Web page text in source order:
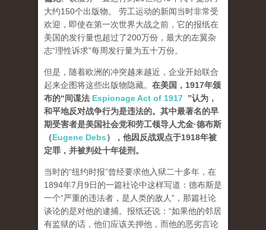
大约150个出版物。 劳工运动的新闻当时非常受
欢迎，即使在第一次世界大战之前，它的报纸在
美国的发行量也超过了200万份，最大的左翼杂
志“理性诉求”每周发行量为五十万份。
但是，随着欧洲的冲突越来越近，企业开始联合
起来企图将这些出版物隐藏。 在美国，1917年颁
布的“间谍法 Espionage Act of 1917 ”认为，
和平地反对战争行为是违法的。其中最著名的早
期受害者是美国社会党和劳工领导人尤金·德布斯
（Eugene Debs），他因反战观点于1918年被
定罪，并被判处十年徒刑。
当时的“纽约时报”曾经要求他入狱二十多年，在
1894年7月9日的一篇社论中这样写道：德布斯是
一个“严重的违法者，是人类的敌人”，那篇社论
谈论的是对他的逮捕。报纸还说：“如果他的邻居
有监狱的话，他们应该关押他，而他的恶劣言论